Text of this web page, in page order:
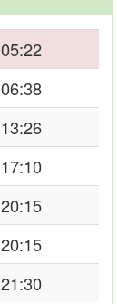
05:22
06:38
13:26
17:10
20:15
20:15
21:30